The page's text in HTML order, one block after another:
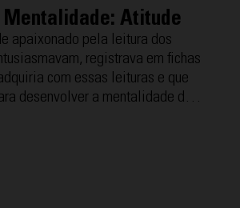
Mentalidade: Atitude
apaixonado pela leitura dos
registrava em fichas
com essas leituras e que
desenvolver a mentalidade dos